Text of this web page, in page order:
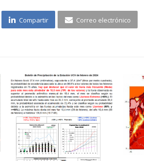
Compartir Correo electrónico